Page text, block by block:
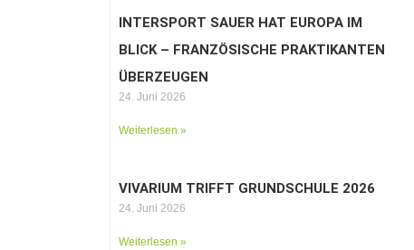
INTERSPORT SAUER HAT EUROPA IM
BLICK – FRANZÖSISCHE PRAKTIKANTEN
ÜBERZEUGEN
24. Juni 2026
Weiterlesen »
VIVARIUM TRIFFT GRUNDSCHULE 2026
24. Juni 2026
Weiterlesen »